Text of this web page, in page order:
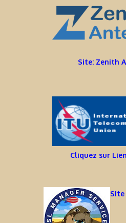
Site: Zenith
Cliquez sur
Site